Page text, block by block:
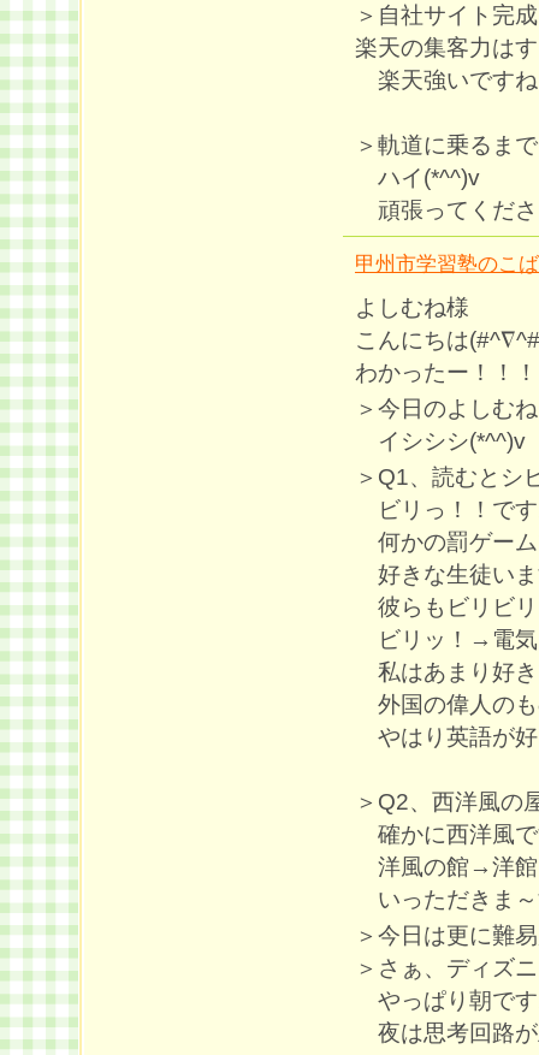
＞自社サイト完
楽天の集客力は
楽天強いです
＞軌道に乗るま
ハイ(*^^)v
頑張ってくだ
甲州市学習塾のこ
よしむね様
こんにちは
わかったー！！！
＞今日のよしむ
イシシシ(*^^)v
＞Q1、読むとシ
ビリっ！！で
何かの罰ゲー
好きな生徒い
彼らもビリビ
ビリッ！→電
私はあまり好
外国の偉人のも
やはり英語が
＞Q2、西洋風の
確かに西洋風
洋風の館→洋
いっただきま
＞今日は更に難
＞さぁ、ディズ
やっぱり朝で
夜は思考回路